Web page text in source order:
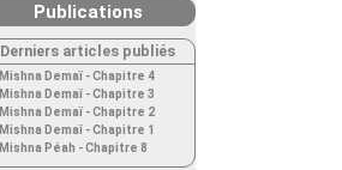
Publications
Derniers articles publiés
Mishna Demaï - Chapitre 4
Mishna Demaï - Chapitre 3
Mishna Demaï - Chapitre 2
Mishna Demaï - Chapitre 1
Mishna Péah - Chapitre 8